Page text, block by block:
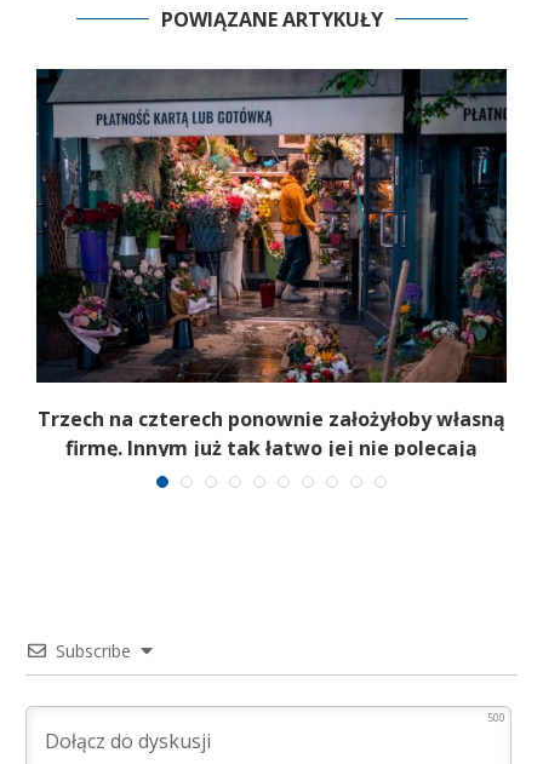
POWIĄZANE ARTYKUŁY
Trzech na czterech ponownie założyłoby własną
firmę. Innym już tak łatwo jej nie polecają
Subscribe
500